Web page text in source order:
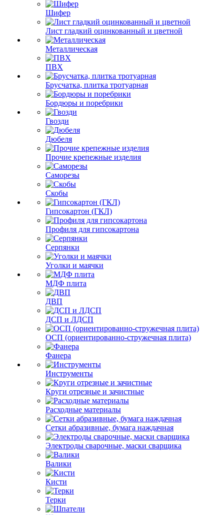
Шифер
Лист гладкий оцинкованный и цветной
Металлическая
ПВХ
Брусчатка, плитка тротуарная
Бордюры и поребрики
Гвозди
Дюбеля
Прочие крепежные изделия
Саморезы
Скобы
Гипсокартон (ГКЛ)
Профиля для гипсокартона
Серпянки
Уголки и маячки
МДФ плита
ДВП
ДСП и ЛДСП
ОСП (ориентированно-стружечная плита)
Фанера
Инструменты
Круги отрезные и зачистные
Расходные материалы
Сетки абразивные, бумага наждачная
Электроды сварочные, маски сварщика
Валики
Кисти
Терки